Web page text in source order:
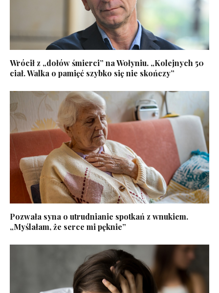
Wrócił z „dołów śmierci” na Wołyniu. „Kolejnych 50
ciał. Walka o pamięć szybko się nie skończy”
Pozwała syna o utrudnianie spotkań z wnukiem.
„Myślałam, że serce mi pęknie”